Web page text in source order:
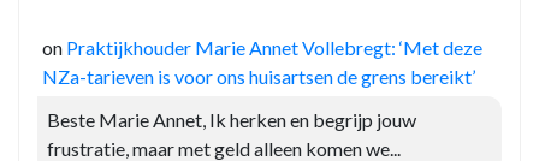
on Praktijkhouder Marie Annet Vollebregt: ‘Met deze
NZa-tarieven is voor ons huisartsen de grens bereikt’
Beste Marie Annet, Ik herken en begrijp jouw
frustratie, maar met geld alleen komen we...